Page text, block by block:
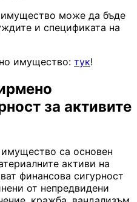
може да бъде
и спецификата на
имущество: тук!
за активите
са основен
активи на
финансова сигурност
от непредвидени